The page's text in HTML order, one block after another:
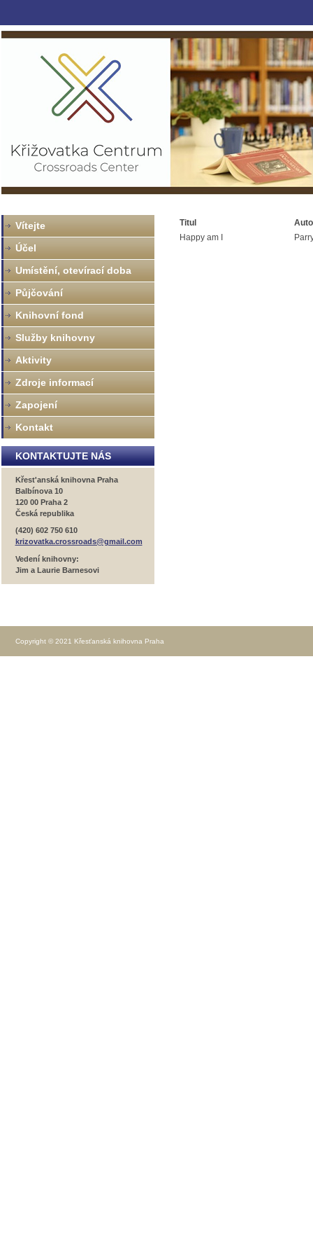
Titul
Happy am I
Vítejte
Účel
Umístění, otevírací doba
Půjčování
Knihovní fond
Služby knihovny
Aktivity
Zdroje informací
Zapojení
Kontakt
KONTAKTUJTE NÁS
Křest'anská knihovna Praha
Balbínova 10
120 00 Praha 2
Česká republika
(420) 602 750 610
krizovatka.crossroads@gmail.com
Vedení knihovny:
Jim a Laurie Barnesovi
Copyright © 2021 Křesťanská knihovna Praha